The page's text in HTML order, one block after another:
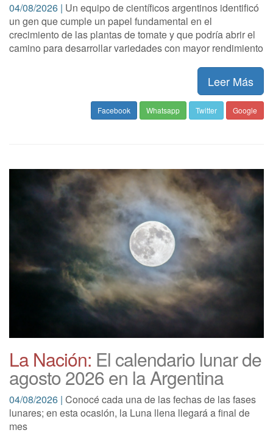
04/08/2026 | Un equipo de científicos argentinos identificó
un gen que cumple un papel fundamental en el
crecimiento de las plantas de tomate y que podría abrir el
camino para desarrollar variedades con mayor rendimiento
Leer Más
Facebook Whatsapp Twitter Google
La Nación: El calendario lunar de
agosto 2026 en la Argentina
04/08/2026 | Conocé cada una de las fechas de las fases
lunares; en esta ocasión, la Luna llena llegará a final de
mes